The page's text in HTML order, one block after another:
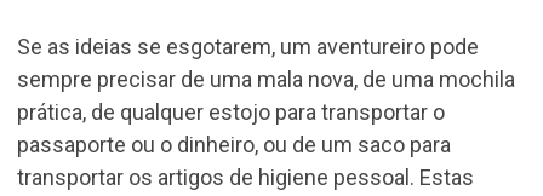
Se as ideias se esgotarem, um aventureiro pode
sempre precisar de uma mala nova, de uma mochila
prática, de qualquer estojo para transportar o
passaporte ou o dinheiro, ou de um saco para
transportar os artigos de higiene pessoal. Estas